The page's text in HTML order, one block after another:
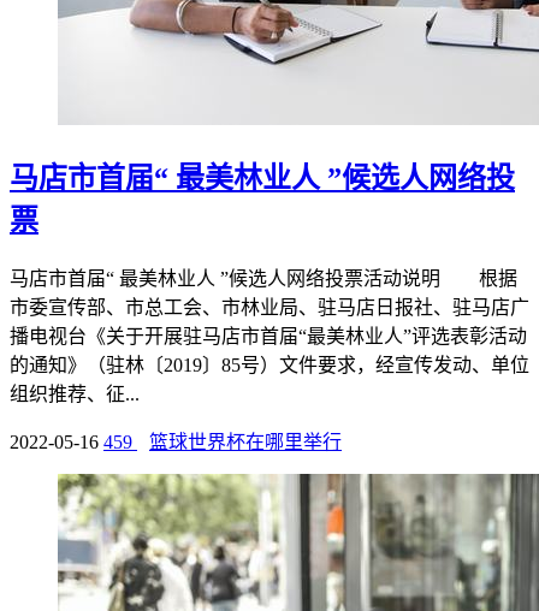
马店市首届“ 最美林业人 ”候选人网络投
票
马店市首届“ 最美林业人 ”候选人网络投票活动说明 根据
市委宣传部、市总工会、市林业局、驻马店日报社、驻马店广
播电视台《关于开展驻马店市首届“最美林业人”评选表彰活动
的通知》（驻林〔2019〕85号）文件要求，经宣传发动、单位
组织推荐、征...
2022-05-16 459 篮球世界杯在哪里举行